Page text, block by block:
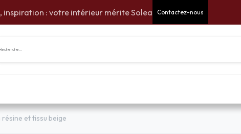
inspiration : votre intérieur mérite Solea Contactez-nous
et tissu beige